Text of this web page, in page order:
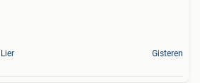
Lier Gisteren